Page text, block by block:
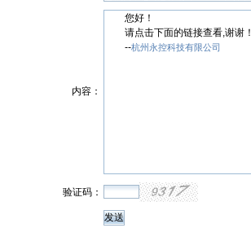
内容：
您好！
请点击下面的链接查看,谢谢！
--杭州永控科技有限公司
验证码：